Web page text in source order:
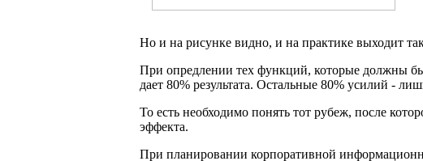
Но и на рисунке видно, и на практике выходит
При опредлении тех функций, которые должны
дает 80% результата. Остальные 80% усилий -
То есть необходимо понять тот рубеж, после
эффекта.
При планировании корпоративной